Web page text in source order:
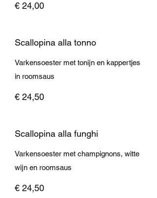
€ 24,00
Scallopina alla tonno
Varkensoester met tonijn en kappertjes
in roomsaus
€ 24,50
Scallopina alla funghi
Varkensoester met champignons, witte
wijn en roomsaus
€ 24,50